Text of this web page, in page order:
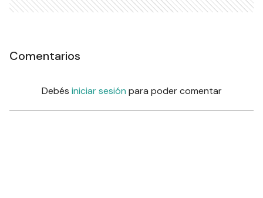
Comentarios
Debés iniciar sesión para poder comentar